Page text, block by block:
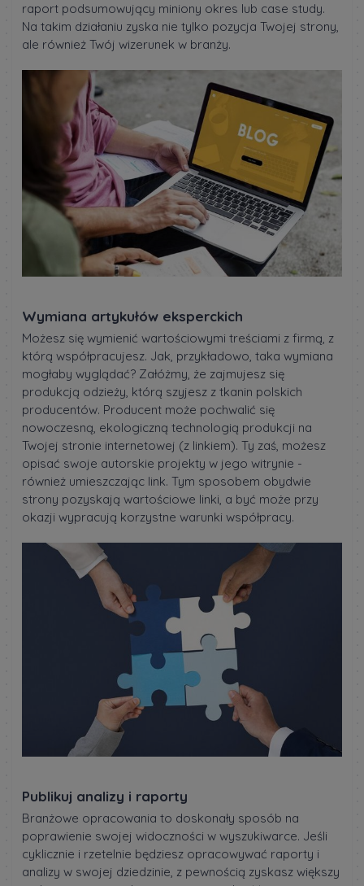
raport podsumowujący miniony okres lub case study.
Na takim działaniu zyska nie tylko pozycja Twojej strony,
ale również Twój wizerunek w branży.
Wymiana artykułów eksperckich
Możesz się wymienić wartościowymi treściami z firmą, z
którą współpracujesz. Jak, przykładowo, taka wymiana
mogłaby wyglądać? Załóżmy, że zajmujesz się
produkcją odzieży, którą szyjesz z tkanin polskich
producentów. Producent może pochwalić się
nowoczesną, ekologiczną technologią produkcji na
Twojej stronie internetowej (z linkiem). Ty zaś, możesz
opisać swoje autorskie projekty w jego witrynie -
również umieszczając link. Tym sposobem obydwie
strony pozyskają wartościowe linki, a być może przy
okazji wypracują korzystne warunki współpracy.
Publikuj analizy i raporty
Branżowe opracowania to doskonały sposób na
poprawienie swojej widoczności w wyszukiwarce. Jeśli
cyklicznie i rzetelnie będziesz opracowywać raporty i
analizy w swojej dziedzinie, z pewnością zyskasz większy